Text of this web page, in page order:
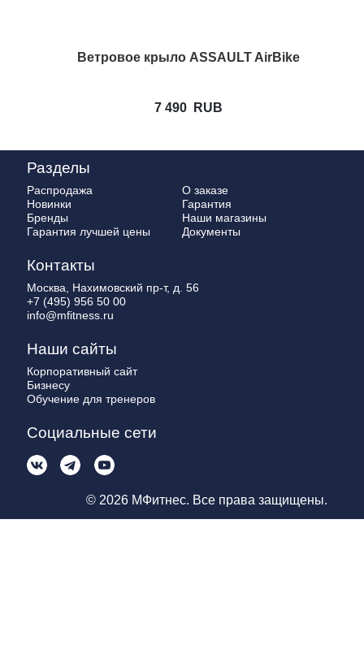
Ветровое крыло ASSAULT AirBike
7 490 RUB
Разделы
Распродажа
Новинки
Бренды
Гарантия лучшей цены
О заказе
Гарантия
Наши магазины
Документы
Контакты
Москва, Нахимовский пр-т, д. 56
+7 (495) 956 50 00
info@mfitness.ru
Наши сайты
Корпоративный сайт
Бизнесу
Обучение для тренеров
Социальные сети
© 2026 МФитнес. Все права защищены.